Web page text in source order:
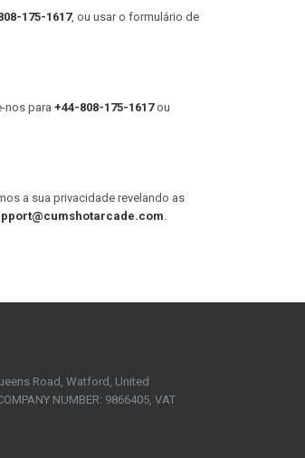
175-1617, ou usar o formulário de
nos para +44-808-175-1617ou
a sua privacidade revelando as
.
Road, Watford, United
NUMBER: 9866405, VAT